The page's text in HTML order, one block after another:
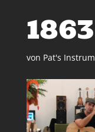
1863
von Pat's